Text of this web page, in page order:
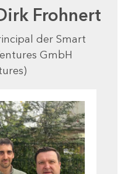
Frohnert
der Smart
GmbH